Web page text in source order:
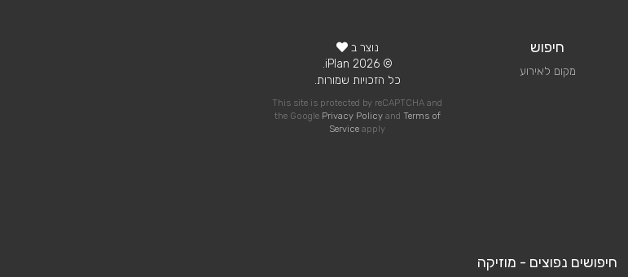
חיפוש
מקום לאירוע
נוצר ב
© 2026 iPlan.
כל הזכויות שמורות.
This site is protected by reCAPTCHA and
the Google Privacy Policyand Terms of
Service apply
חיפושים נפוצים - מוזיקה